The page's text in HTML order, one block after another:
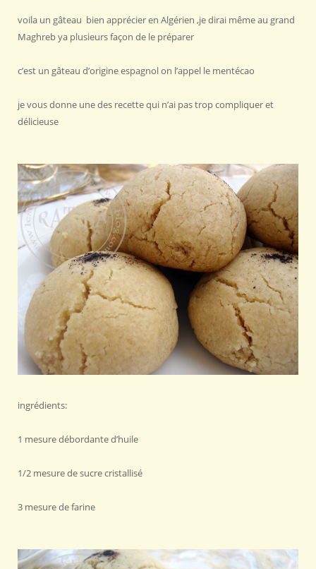
voila un gâteau bien apprécier en Algérien ,je dirai même au grand
Maghreb ya plusieurs façon de le préparer
c’est un gâteau d’origine espagnol on l’appel le mentécao
je vous donne une des recette qui n’ai pas trop compliquer et
délicieuse
ingrédients:
1 mesure débordante d’huile
1/2 mesure de sucre cristallisé
3 mesure de farine